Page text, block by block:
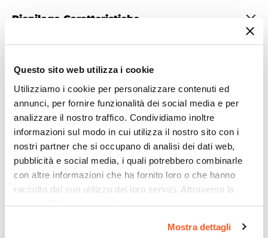
Questo sito web utilizza i cookie
Utilizziamo i cookie per personalizzare contenuti ed
annunci, per fornire funzionalità dei social media e per
analizzare il nostro traffico. Condividiamo inoltre
informazioni sul modo in cui utilizza il nostro sito con i
nostri partner che si occupano di analisi dei dati web,
pubblicità e social media, i quali potrebbero combinarle
con altre informazioni che ha fornito loro o che hanno
raccolto dal suo utilizzo dei loro servizi. Attraverso la
sezione "Mostra dettagli" è possibile gestire le proprie
momento. Per maggiori informazioni si invita a leggere la
Mostra dettagli
Riepilogo Caratteristiche
Tipologia
Marca
Paffoni
Serie
Stick
Colore
Cromo
Azionamento
Ti suggeriamo anche